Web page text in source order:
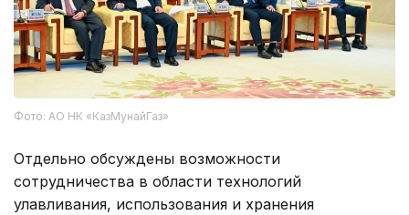
Фото: АО НК «КазМунайГаз»
Отдельно обсуждены возможности
сотрудничества в области технологий
улавливания, использования и хранения